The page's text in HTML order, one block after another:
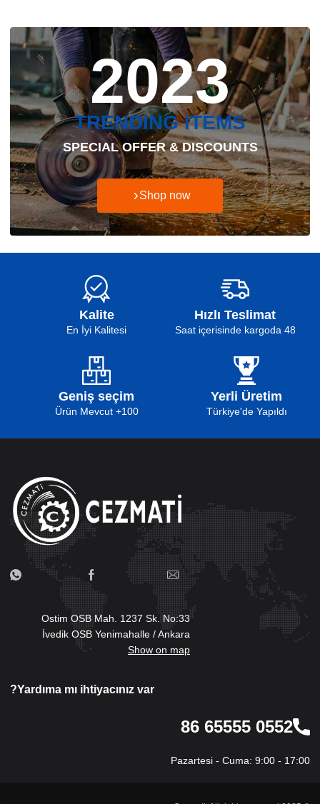
2023
TRENDING ITEMS
SPECIAL OFFER & DISCOUNTS
Shop now
Hızlı Teslimat
48 Saat içerisinde kargoda
Kalite
En İyi Kalitesi
Yerli Üretim
Türkiye'de Yapıldı
Geniş seçim
100+ Ürün Mevcut
Ostim OSB Mah. 1237 Sk. No:33
İvedik OSB Yenimahalle / Ankara
Show on map
Yardıma mı ihtiyacınız var?
0552 65555 86
Pazartesi - Cuma: 9:00 - 17:00